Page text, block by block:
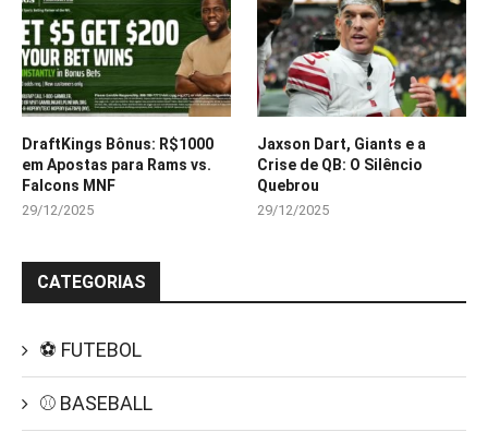
DraftKings Bônus: R$1000
em Apostas para Rams vs.
Falcons MNF
29/12/2025
Jaxson Dart, Giants e a
Crise de QB: O Silêncio
Quebrou
29/12/2025
CATEGORIAS
⚽ FUTEBOL
⚾ BASEBALL